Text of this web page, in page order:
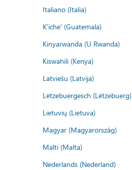
Italiano (Italia)
K'iche' (Guatemala)
Kinyarwanda (U Rwanda)
Kiswahili (Kenya)
Latviešu (Latvija)
Lëtzebuergesch (Lëtzebuerg)
Lietuvių (Lietuva)
Magyar (Magyarország)
Malti (Malta)
Nederlands (Nederland)